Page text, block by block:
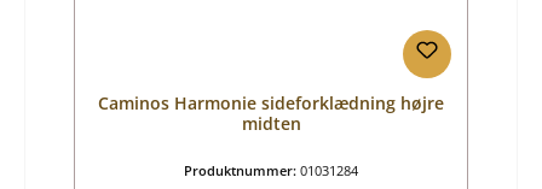
Caminos Harmonie sideforklædning højre
midten
Produktnummer: 01031284